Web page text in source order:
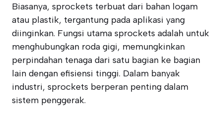
Biasanya, sprockets terbuat dari bahan logam
atau plastik, tergantung pada aplikasi yang
diinginkan. Fungsi utama sprockets adalah untuk
menghubungkan roda gigi, memungkinkan
perpindahan tenaga dari satu bagian ke bagian
lain dengan efisiensi tinggi. Dalam banyak
industri, sprockets berperan penting dalam
sistem penggerak.